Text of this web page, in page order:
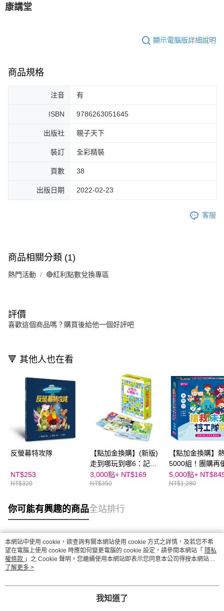
康講堂
顯示電腦版詳細說明
商品規格
注音 有
ISBN 9786263051645
出版社 親子天下
裝訂 全彩精裝
頁數 38
出版日期 2022-02-23
客服
商品相關分類 (1)
熱門活動 🔴紅利點數兌換專區
評價
喜歡這個商品嗎？購買後給他一個好評吧
🔻 其他人也在看
反螢幕特攻隊
NT$253
NT$320
【點加金換購】(新版)
走到哪玩到哪6：記憶
力大挑戰49
3,000點+ NT$169
NT$350
【點加金換購】
5000組！團購再
👉搶救未來特工
啟動SDGs全球永
5,000點+
NT$1,280
你可能有興趣的商品全站排行
熱門標籤
本網站中使用 cookie，欲查詢有關本網站使用 cookie 方式之詳情，及若您不希
望在電腦上使用 cookie 時應如何變更電腦的 cookie 設定，請參閱本網站「 隱私
權條款 」之 Cookie 聲明。您繼續使用本網站即表示您同意本公司得按本網站使
用條款之 Cookie 聲明使用 cookie。
了解更多 >
我知道了